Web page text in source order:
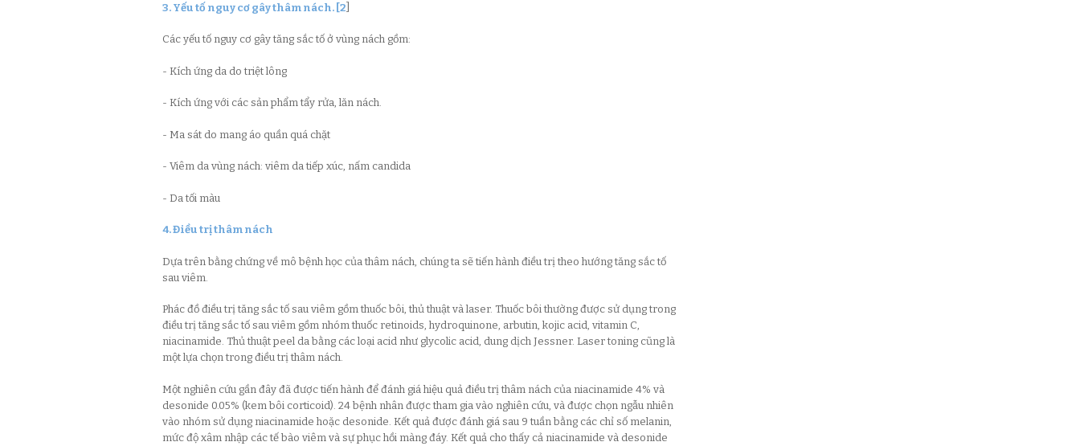
3. Yếu tố nguy cơ gây thâm nách. [2
Các yếu tố nguy cơ gây tăng sắc tố ở vùng nách gồm:
- Kích ứng da do triệt lông
- Kích ứng với các sản phẩm tẩy rửa, lăn nách.
- Ma sát do mang áo quần quá chặt
- Viêm da vùng nách: viêm da tiếp xúc, nấm candida
- Da tối màu
4. Điều trị thâm nách
Dựa trên bằng chứng về mô bệnh học của thâm nách, chúng ta sẽ tiến hành điều trị theo hướng tăng sắc tố
sau viêm.
Phác đồ điều trị tăng sắc tố sau viêm gồm thuốc bôi, thủ thuật và laser. Thuốc bôi thường được sử dụng trong
điều trị tăng sắc tố sau viêm gồm nhóm thuốc retinoids, hydroquinone, arbutin, kojic acid, vitamin C,
niacinamide. Thủ thuật peel da bằng các loại acid như glycolic acid, dung dịch Jessner. Laser toning cũng là
một lựa chọn trong điều trị thâm nách.
Một nghiên cứu gần đây đã được tiến hành để đánh giá hiệu quả điều trị thâm nách của niacinamide 4% và
desonide 0.05% (kem bôi corticoid). 24 bệnh nhân được tham gia vào nghiên cứu, và được chọn ngẫu nhiên
vào nhóm sử dụng niacinamide hoặc desonide. Kết quả được đánh giá sau 9 tuần bằng các chỉ số melanin,
mức độ xâm nhập các tế bào viêm và sự phục hồi màng đáy. Kết quả cho thấy cả niacinamide và desonide